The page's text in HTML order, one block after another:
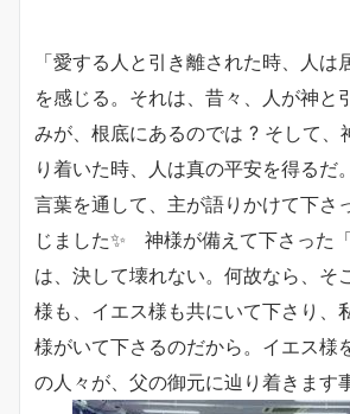
「愛する人と引き離された時、人は
を感じる。それは、昔々、人が神と
みが、根底にあるのでは ? そして、
り着いた時、人は真の平安を得る
言葉を通して、主が語りかけて下
じました✨ 神様が備えて下さった
は、決して壊れない。何故なら、そ
様も、イエス様も共にいて下さり、
様がいて下さるのだから。イエス様
の人々が、父の御元に辿り着きます